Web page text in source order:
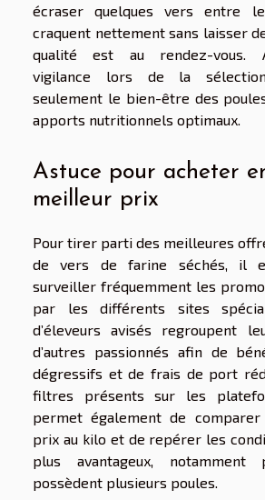
écraser quelques vers entre
craquent nettement sans laisser
qualité est au rendez-vous.
vigilance lors de la
seulement le bien-être des
apports nutritionnels optimaux.
Astuce pour acheter
meilleur prix
Pour tirer parti des meilleures
de vers de farine séchés, il
surveiller fréquemment les
par les différents sites
d’éleveurs avisés regroupent
d’autres passionnés afin de
dégressifs et de frais de port
filtres présents sur les
permet également de
prix au kilo et de repérer les
plus avantageux,
possèdent plusieurs poules.